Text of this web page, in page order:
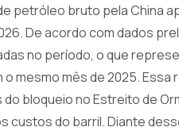
petróleo bruto pela China
De acordo com dados
no período, o que
mesmo mês de 2025.
bloqueio no Estreito de
custos do barril. Diante